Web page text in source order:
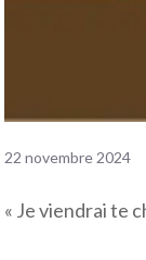
22 novembre 2024
« Je viendrai te